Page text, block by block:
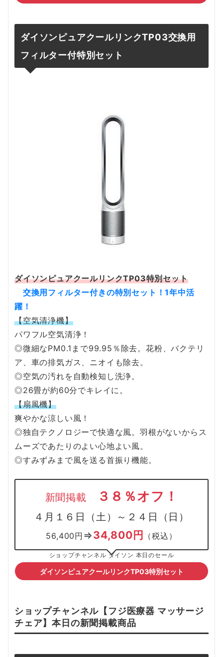
ダイソンピュアクールリンクTP03交換用
フィルター付特別セット
ダイソンピュアクールリンクTP03特別セット
交換用フィルター付きの特別セット！1年中活
躍！
【空気清浄機】
パワフル空気清浄！
◎微細なPM0.1まで99.95％除去。花粉、バクテリ
ア、車の排気ガス、ニオイも除去。
◎空気の汚れを自動検知し洗浄。
◎26畳が約60分でキレイに。
【扇風機】
爽やかな涼しい風！
◎独自テクノロジーで快適な風。羽根がないからス
ムーズであたりのよい心地よい風。
◎すみずみまで風を送る首振り機能。
新聞掲載 ３８％オフ！
４月１６日（土）～２４日（日）
56,400円 ⇒34,800円 （税込）
ショップチャンネル ダイソン 本日のセール
ダイソンピュアクールリンクTP03特別セット
ショップチャンネル【フジ医療器 マッサージ
チェア】本日の新聞掲載商品